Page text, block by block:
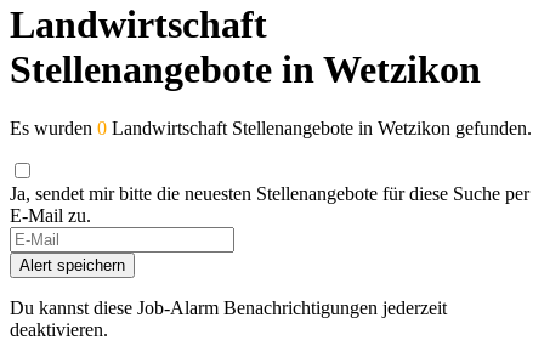
Landwirtschaft
Stellenangebote in Wetzikon
Es wurden 0 Landwirtschaft Stellenangebote in Wetzikon gefunden.
Ja, sendet mir bitte die neuesten Stellenangebote für diese Suche per
E-Mail zu.
Alert speichern
Du kannst diese Job-Alarm Benachrichtigungen jederzeit
deaktivieren.